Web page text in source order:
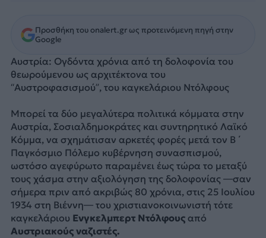
Προσθήκη του onalert.gr ως προτεινόμενη πηγή στην
Google
Αυστρία: Ογδόντα χρόνια από τη δολοφονία του
θεωρούμενου ως αρχιτέκτονα του
“Αυστροφασισμού”, του καγκελάριου Ντόλφους
Μπορεί τα δύο μεγαλύτερα πολιτικά κόμματα στην
Αυστρία, Σοσιαλδημοκράτες και συντηρητικό Λαϊκό
Κόμμα, να σχημάτισαν αρκετές φορές μετά τον Β ΄
Παγκόσμιο Πόλεμο κυβέρνηση συνασπισμού,
ωστόσο αγεφύρωτο παραμένει έως τώρα το μεταξύ
τους χάσμα στην αξιολόγηση της δολοφονίας —σαν
σήμερα πριν από ακριβώς 80 χρόνια, στις 25 Ιουλίου
1934 στη Βιέννη— του χριστιανοκοινωνιστή τότε
καγκελάριου Ενγκελμπερτ Ντόλφουςαπό
Αυστριακούς ναζιστές.